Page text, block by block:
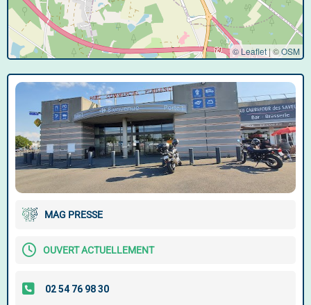
© Leaflet | ©OSM
MAG PRESSE
OUVERT ACTUELLEMENT